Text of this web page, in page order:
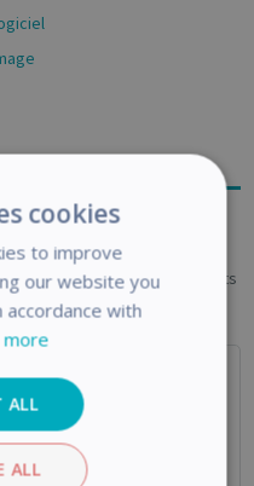
aidé, si vous cherchez à
ou si vous voulez
contacter! Un de nos agents
possible.
cookies
to improve
our website you
accordance with
more
ALL
ALL